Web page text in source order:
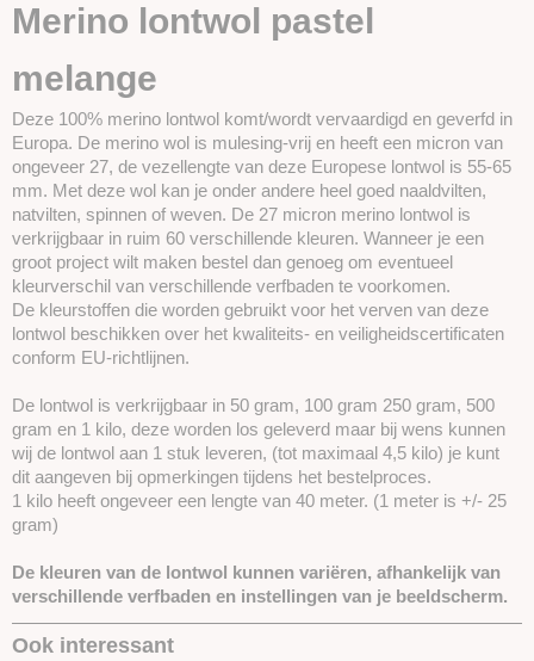
Merino lontwol pastel
melange
Deze 100% merino lontwol komt/wordt vervaardigd en geverfd in
Europa. De merino wol is mulesing-vrij en heeft een micron van
ongeveer 27, de vezellengte van deze Europese lontwol is 55-65
mm. Met deze wol kan je onder andere heel goed naaldvilten,
natvilten, spinnen of weven. De 27 micron merino lontwol is
verkrijgbaar in ruim 60 verschillende kleuren. Wanneer je een
groot project wilt maken bestel dan genoeg om eventueel
kleurverschil van verschillende verfbaden te voorkomen.
De kleurstoffen die worden gebruikt voor het verven van deze
lontwol beschikken over het kwaliteits- en veiligheidscertificaten
conform EU-richtlijnen.
De lontwol is verkrijgbaar in 50 gram, 100 gram 250 gram, 500
gram en 1 kilo, deze worden los geleverd maar bij wens kunnen
wij de lontwol aan 1 stuk leveren, (tot maximaal 4,5 kilo) je kunt
dit aangeven bij opmerkingen tijdens het bestelproces.
1 kilo heeft ongeveer een lengte van 40 meter. (1 meter is +/- 25
gram)
De kleuren van de lontwol kunnen variëren, afhankelijk van
verschillende verfbaden en instellingen van je beeldscherm.
Ook interessant